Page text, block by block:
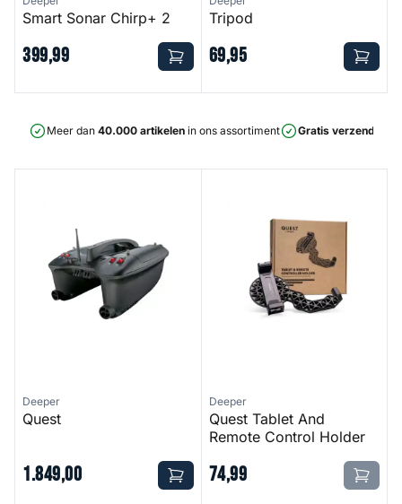
Smart Sonar Chirp+ 2
399,99
Tripod
69,95
Meer dan 40.000 artikelen in ons assortiment Gratis verzending
Deeper
Quest
1.849,00
Deeper
Quest Tablet And
Remote Control Holder
74,99